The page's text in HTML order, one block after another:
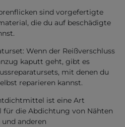
sind vorgefertigte
die du auf beschädigte
Wenn der Reißverschluss
kaputt geht, gibt es
mit denen du
reparieren kannst.
ist eine Art
für die Abdichtung von Nähten
anderen